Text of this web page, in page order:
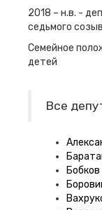
2018 – н.в. -
седьмого
Семейное
детей
Все